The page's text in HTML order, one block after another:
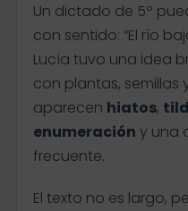
Un dictado de 5º
con sentido: “El río
Lucía tuvo una idea
con plantas, semillas
aparecen hiatos,
enumeración y una
frecuente.
El texto no es largo,